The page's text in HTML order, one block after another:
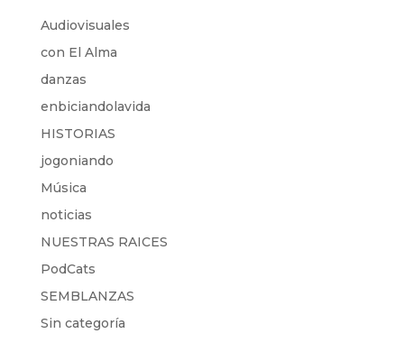
Audiovisuales
con El Alma
danzas
enbiciandolavida
HISTORIAS
jogoniando
Música
noticias
NUESTRAS RAICES
PodCats
SEMBLANZAS
Sin categoría